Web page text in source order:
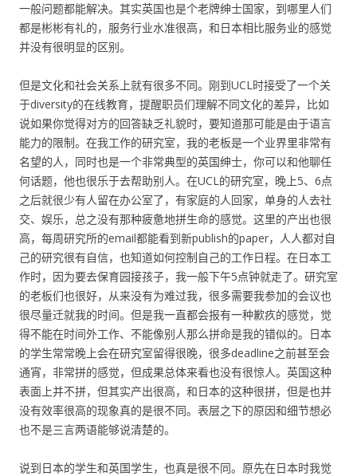
一般问题都能解决。其实英国也是个老牌绅士国家，到哪里人们
都是彬彬有礼的，服务行业水准很高，和日本相比服务业的感觉
并没有很明显的区别。
但是文化和社会关系上就有很多不同。刚到UCL时接受了一个关
于diversity的在线教育，提醒职员们理解不同文化的差异，比如
说如果你觉得对方的回答缺乏礼貌时，要知道那可能是由于语言
能力的限制。在我工作的研究室，我的老板是一个业界里非常有
名望的人，同时也是一个非常典型的英国绅士，你可以和他聊任
何话题，他也很乐于去帮助别人。在UCL的研究室，晚上5、6点
之后就很少有人留在办公室了，有家庭的人回家，单身的人去社
交、娱乐，总之没有那种疲惫地拼生命的感觉。这里的产出也很
高，每周研究所的email都能看到新publish的paper，人人都对自
己的研究很有自信，也知道如何控制自己的工作日程。在日本工
作时，因为要去保育园接孩子，我一般下午5点钟就走了。研究室
的老板们也很好，从来没有为难过我，很多需要我参加的会议也
很尽量迁就我的时间。但是我一直都会报有一种歉疚的感觉，觉
得不能在时间外工作、不能像别人那么拼命是我的错似的。日本
的学生常常晚上会在研究室留得很晚，很多deadline之前甚至会
通宵，非常拼的感觉，但成果总体来看也没有很惊人。英国这种
表面上并不拼，但其实产出很高，和日本的这种很拼，但是也并
没有效率很高的现象真的是很不同。表层之下的原因和细节想必
也不是三言两语能够说清楚的。
说到日本的学生和英国学生，也真是很不同。原先在日本时我觉